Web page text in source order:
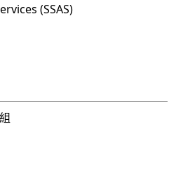
(SSAS)